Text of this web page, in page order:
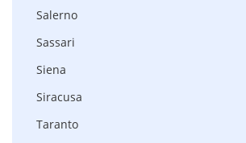
Salerno
Sassari
Siena
Siracusa
Taranto